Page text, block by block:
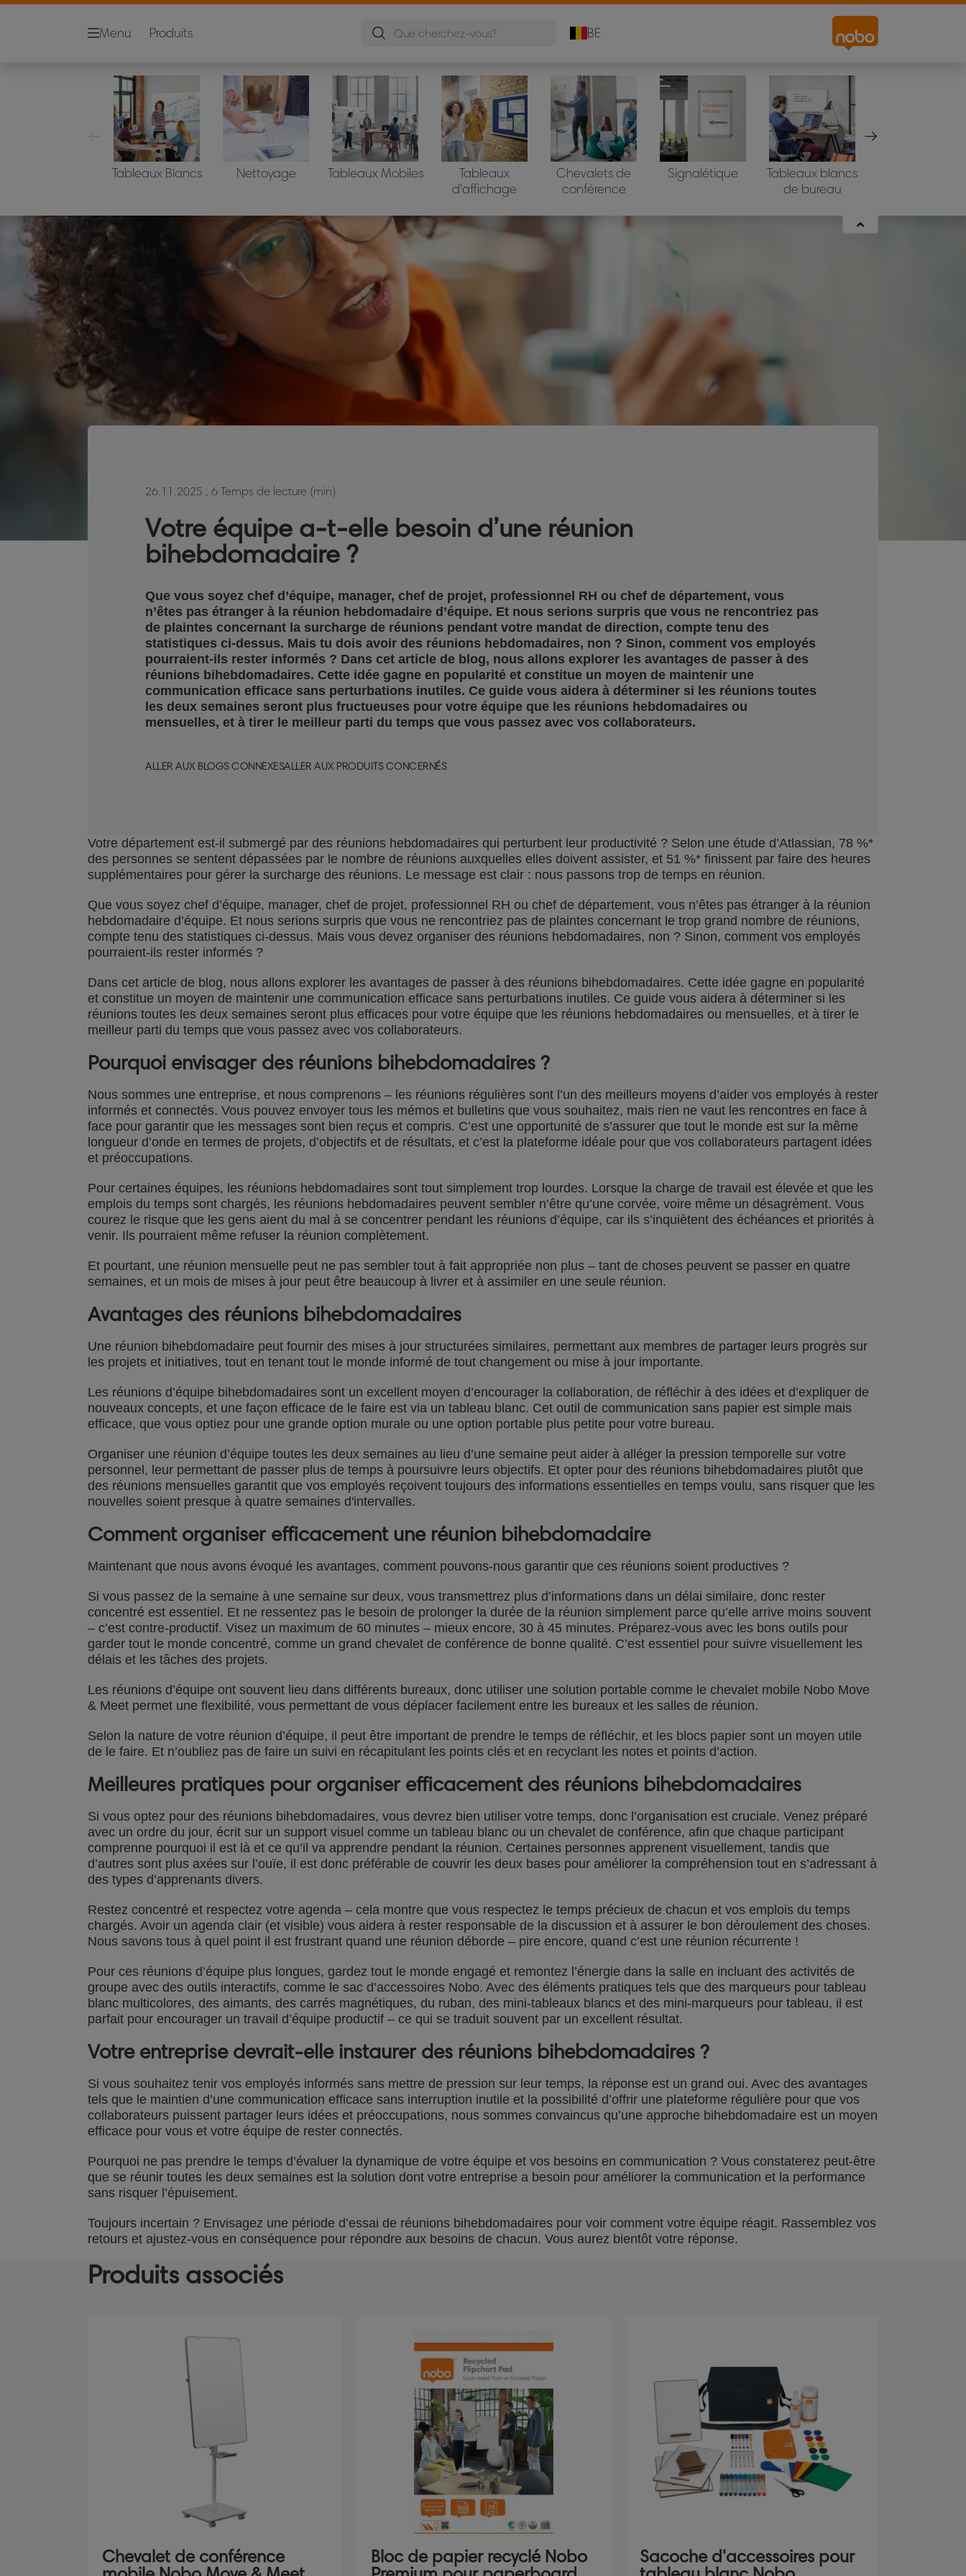
Menu Produits BE
Tableaux Blancs Nettoyage Tableaux Mobiles
Tableaux
d'affichage
Chevalets de
conférence
Signalétique
Tableaux blancs
de bureau
26.11.2025 , 6 Temps de lecture (min)
Votre équipe a-t-elle besoin d’une réunion
bihebdomadaire ?
Que vous soyez chef d’équipe, manager, chef de projet, professionnel RH ou chef de département, vous
n’êtes pas étranger à la réunion hebdomadaire d’équipe. Et nous serions surpris que vous ne rencontriez pas
de plaintes concernant la surcharge de réunions pendant votre mandat de direction, compte tenu des
statistiques ci-dessus. Mais tu dois avoir des réunions hebdomadaires, non ? Sinon, comment vos employés
pourraient-ils rester informés ? Dans cet article de blog, nous allons explorer les avantages de passer à des
réunions bihebdomadaires. Cette idée gagne en popularité et constitue un moyen de maintenir une
communication efficace sans perturbations inutiles. Ce guide vous aidera à déterminer si les réunions toutes
les deux semaines seront plus fructueuses pour votre équipe que les réunions hebdomadaires ou
mensuelles, et à tirer le meilleur parti du temps que vous passez avec vos collaborateurs.
ALLER AUX BLOGS CONNEXESALLER AUX PRODUITS CONCERNÉS
Votre département est-il submergé par des réunions hebdomadaires qui perturbent leur productivité ? Selon une étude d’Atlassian, 78 %*
des personnes se sentent dépassées par le nombre de réunions auxquelles elles doivent assister, et 51 %* finissent par faire des heures
supplémentaires pour gérer la surcharge des réunions. Le message est clair : nous passons trop de temps en réunion.
Que vous soyez chef d’équipe, manager, chef de projet, professionnel RH ou chef de département, vous n’êtes pas étranger à la réunion
hebdomadaire d’équipe. Et nous serions surpris que vous ne rencontriez pas de plaintes concernant le trop grand nombre de réunions,
compte tenu des statistiques ci-dessus. Mais vous devez organiser des réunions hebdomadaires, non ? Sinon, comment vos employés
pourraient-ils rester informés ?
Dans cet article de blog, nous allons explorer les avantages de passer à des réunions bihebdomadaires. Cette idée gagne en popularité
et constitue un moyen de maintenir une communication efficace sans perturbations inutiles. Ce guide vous aidera à déterminer si les
réunions toutes les deux semaines seront plus efficaces pour votre équipe que les réunions hebdomadaires ou mensuelles, et à tirer le
meilleur parti du temps que vous passez avec vos collaborateurs.
Pourquoi envisager des réunions bihebdomadaires ?
Nous sommes une entreprise, et nous comprenons – les réunions régulières sont l’un des meilleurs moyens d’aider vos employés à rester
informés et connectés. Vous pouvez envoyer tous les mémos et bulletins que vous souhaitez, mais rien ne vaut les rencontres en face à
face pour garantir que les messages sont bien reçus et compris. C’est une opportunité de s’assurer que tout le monde est sur la même
longueur d’onde en termes de projets, d’objectifs et de résultats, et c’est la plateforme idéale pour que vos collaborateurs partagent idées
et préoccupations.
Pour certaines équipes, les réunions hebdomadaires sont tout simplement trop lourdes. Lorsque la charge de travail est élevée et que les
emplois du temps sont chargés, les réunions hebdomadaires peuvent sembler n’être qu’une corvée, voire même un désagrément. Vous
courez le risque que les gens aient du mal à se concentrer pendant les réunions d’équipe, car ils s’inquiètent des échéances et priorités à
venir. Ils pourraient même refuser la réunion complètement.
Et pourtant, une réunion mensuelle peut ne pas sembler tout à fait appropriée non plus – tant de choses peuvent se passer en quatre
semaines, et un mois de mises à jour peut être beaucoup à livrer et à assimiler en une seule réunion.
Avantages des réunions bihebdomadaires
Une réunion bihebdomadaire peut fournir des mises à jour structurées similaires, permettant aux membres de partager leurs progrès sur
les projets et initiatives, tout en tenant tout le monde informé de tout changement ou mise à jour importante.
Les réunions d’équipe bihebdomadaires sont un excellent moyen d’encourager la collaboration, de réfléchir à des idées et d’expliquer de
nouveaux concepts, et une façon efficace de le faire est via un tableau blanc. Cet outil de communication sans papier est simple mais
efficace, que vous optiez pour une grande option murale ou une option portable plus petite pour votre bureau.
Organiser une réunion d’équipe toutes les deux semaines au lieu d’une semaine peut aider à alléger la pression temporelle sur votre
personnel, leur permettant de passer plus de temps à poursuivre leurs objectifs. Et opter pour des réunions bihebdomadaires plutôt que
des réunions mensuelles garantit que vos employés reçoivent toujours des informations essentielles en temps voulu, sans risquer que les
nouvelles soient presque à quatre semaines d'intervalles.
Comment organiser efficacement une réunion bihebdomadaire
Maintenant que nous avons évoqué les avantages, comment pouvons-nous garantir que ces réunions soient productives ?
Si vous passez de la semaine à une semaine sur deux, vous transmettrez plus d’informations dans un délai similaire, donc rester
concentré est essentiel. Et ne ressentez pas le besoin de prolonger la durée de la réunion simplement parce qu’elle arrive moins souvent
– c’est contre-productif. Visez un maximum de 60 minutes – mieux encore, 30 à 45 minutes. Préparez-vous avec les bons outils pour
garder tout le monde concentré, comme un grand chevalet de conférence de bonne qualité. C’est essentiel pour suivre visuellement les
délais et les tâches des projets.
Les réunions d’équipe ont souvent lieu dans différents bureaux, donc utiliser une solution portable comme le chevalet mobile Nobo Move
& Meet permet une flexibilité, vous permettant de vous déplacer facilement entre les bureaux et les salles de réunion.
Selon la nature de votre réunion d’équipe, il peut être important de prendre le temps de réfléchir, et les blocs papier sont un moyen utile
de le faire. Et n’oubliez pas de faire un suivi en récapitulant les points clés et en recyclant les notes et points d’action.
Meilleures pratiques pour organiser efficacement des réunions bihebdomadaires
Si vous optez pour des réunions bihebdomadaires, vous devrez bien utiliser votre temps, donc l’organisation est cruciale. Venez préparé
avec un ordre du jour, écrit sur un support visuel comme un tableau blanc ou un chevalet de conférence, afin que chaque participant
comprenne pourquoi il est là et ce qu’il va apprendre pendant la réunion. Certaines personnes apprenent visuellement, tandis que
d’autres sont plus axées sur l’ouïe, il est donc préférable de couvrir les deux bases pour améliorer la compréhension tout en s’adressant à
des types d’apprenants divers.
Restez concentré et respectez votre agenda – cela montre que vous respectez le temps précieux de chacun et vos emplois du temps
chargés. Avoir un agenda clair (et visible) vous aidera à rester responsable de la discussion et à assurer le bon déroulement des choses.
Nous savons tous à quel point il est frustrant quand une réunion déborde – pire encore, quand c’est une réunion récurrente !
Pour ces réunions d’équipe plus longues, gardez tout le monde engagé et remontez l’énergie dans la salle en incluant des activités de
groupe avec des outils interactifs, comme le sac d’accessoires Nobo. Avec des éléments pratiques tels que des marqueurs pour tableau
blanc multicolores, des aimants, des carrés magnétiques, du ruban, des mini-tableaux blancs et des mini-marqueurs pour tableau, il est
parfait pour encourager un travail d’équipe productif – ce qui se traduit souvent par un excellent résultat.
Votre entreprise devrait-elle instaurer des réunions bihebdomadaires ?
Si vous souhaitez tenir vos employés informés sans mettre de pression sur leur temps, la réponse est un grand oui. Avec des avantages
tels que le maintien d’une communication efficace sans interruption inutile et la possibilité d’offrir une plateforme régulière pour que vos
collaborateurs puissent partager leurs idées et préoccupations, nous sommes convaincus qu’une approche bihebdomadaire est un moyen
efficace pour vous et votre équipe de rester connectés.
Pourquoi ne pas prendre le temps d’évaluer la dynamique de votre équipe et vos besoins en communication ? Vous constaterez peut-être
que se réunir toutes les deux semaines est la solution dont votre entreprise a besoin pour améliorer la communication et la performance
sans risquer l’épuisement.
Toujours incertain ? Envisagez une période d’essai de réunions bihebdomadaires pour voir comment votre équipe réagit. Rassemblez vos
retours et ajustez-vous en conséquence pour répondre aux besoins de chacun. Vous aurez bientôt votre réponse.
Produits associés
Chevalet de conférence
Bloc de papier recyclé Nobo
Sacoche d'accessoires pour